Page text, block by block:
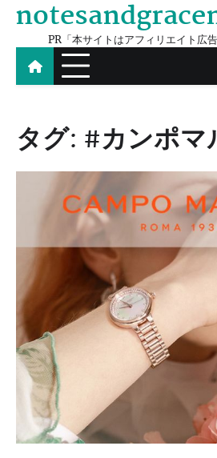
Skip
contentPR「本サイトはアフィリエイト広
タグ: #カンポマ